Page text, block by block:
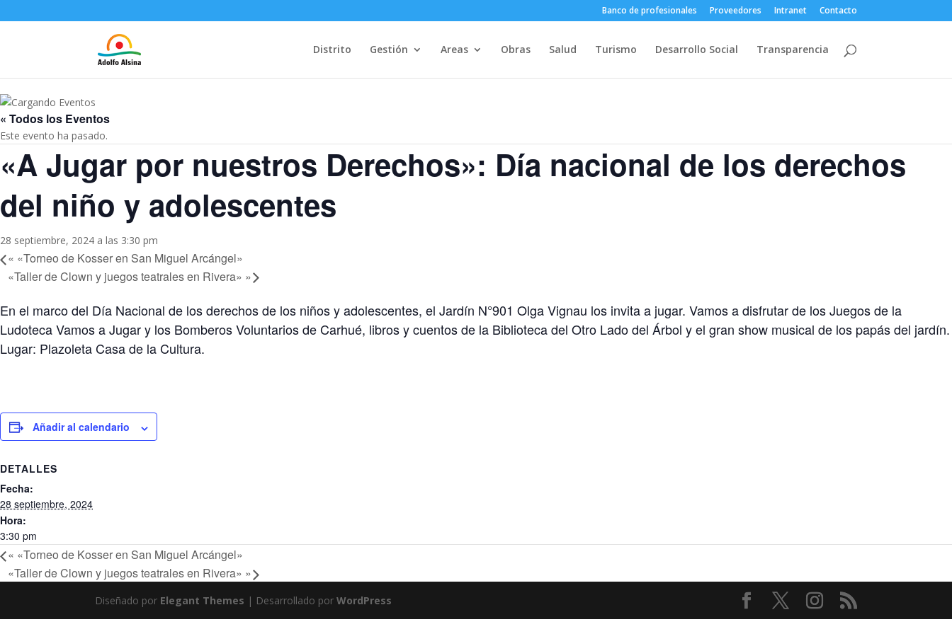
Banco de profesionales Proveedores Intranet Contacto
Distrito Gestión Areas Obras Salud Turismo Desarrollo Social Transparencia
« Todos los Eventos
Este evento ha pasado.
«A Jugar por nuestros Derechos»: Día nacional de los derechos
del niño y adolescentes
28 septiembre, 2024 a las 3:30 pm
« «Torneo de Kosser en San Miguel Arcángel»
«Taller de Clown y juegos teatrales en Rivera» »
En el marco del Día Nacional de los derechos de los niños y adolescentes, el Jardín N°901 Olga Vignau los invita a jugar. Vamos a disfrutar de los Juegos de la
Ludoteca Vamos a Jugar y los Bomberos Voluntarios de Carhué, libros y cuentos de la Biblioteca del Otro Lado del Árbol y el gran show musical de los papás del jardín.
Lugar: Plazoleta Casa de la Cultura.
Añadir al calendario
DETALLES
Fecha:
28 septiembre, 2024
Hora:
3:30 pm
« «Torneo de Kosser en San Miguel Arcángel»
«Taller de Clown y juegos teatrales en Rivera» »
Diseñado por Elegant Themes | Desarrollado porWordPress